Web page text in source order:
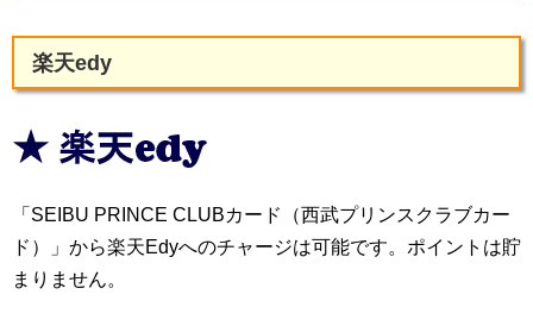
楽天edy
「SEIBU PRINCE CLUBカード（西武プリンスクラブカー
ド）」から楽天Edyへのチャージは可能です。ポイントは貯
まりません。